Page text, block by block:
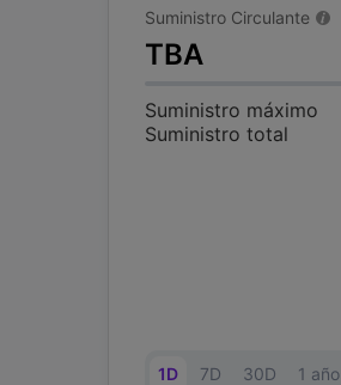
Suministro Circulante
TBA
Suministro máximo
Suministro total
1D 7D 30D 1 año